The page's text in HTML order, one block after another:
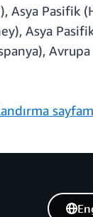
Asya Pasifik
Asya